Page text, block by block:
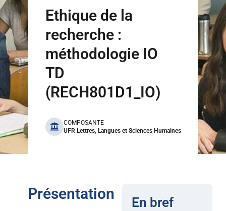
Ethique de la
recherche :
méthodologie IO
TD
(RECH801D1_IO)
benefits
COMPOSANTE
UFR Lettres, Langues et Sciences Humaines
Présentation En bref